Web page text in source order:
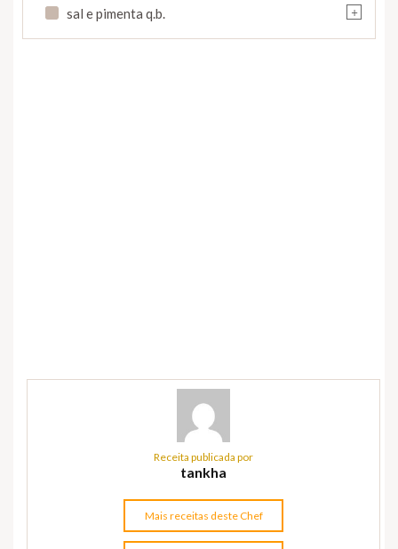
+
sal e pimenta q.b.
Receita publicada por
tankha
Mais receitas deste Chef